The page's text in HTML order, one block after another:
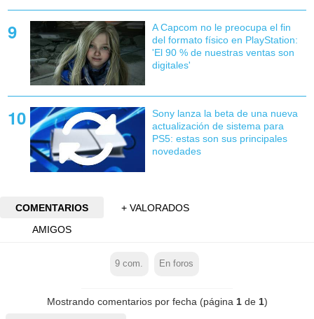
A Capcom no le preocupa el fin
del formato físico en PlayStation:
'El 90 % de nuestras ventas son
digitales'
Sony lanza la beta de una nueva
actualización de sistema para
PS5: estas son sus principales
novedades
COMENTARIOS
+ VALORADOS
AMIGOS
9 com. En foros
Mostrando comentarios por fecha (página 1de 1)